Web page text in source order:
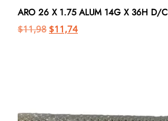
ARO 26 X 1.75 ALUM 14G X 36H D/C
$11,98 $11,74